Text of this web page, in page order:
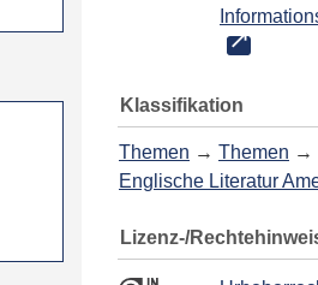
Klassifikation
Themen → Themen →
Englische Literatur
Lizenz-/